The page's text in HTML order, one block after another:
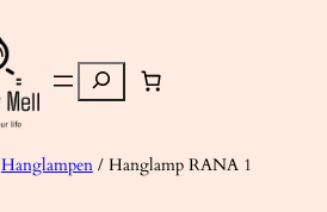
Zoeken
Hanglampen/ Hanglamp RANA 1